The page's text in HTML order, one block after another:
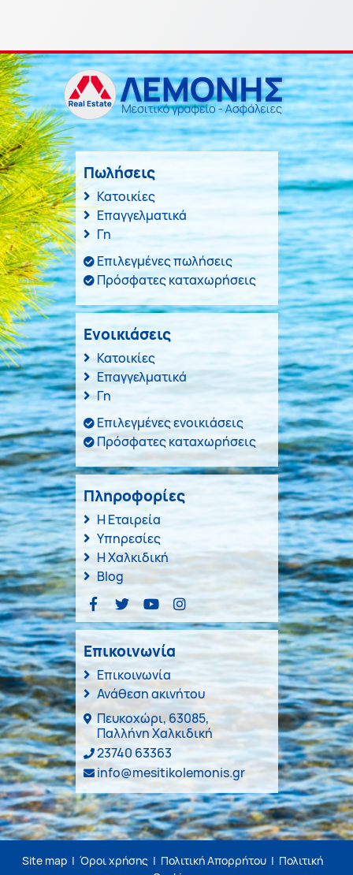
Πωλήσεις
Κατοικίες
Επαγγελματικά
Γη
Επιλεγμένες πωλήσεις
Πρόσφατες καταχωρήσεις
Ενοικιάσεις
Κατοικίες
Επαγγελματικά
Γη
Επιλεγμένες ενοικιάσεις
Πρόσφατες καταχωρήσεις
Πληροφορίες
Η Εταιρεία
Υπηρεσίες
Η Χαλκιδική
Blog
Επικοινωνία
Επικοινωνία
Ανάθεση ακινήτου
Πευκοχώρι, 63085,
Παλλήνη Χαλκιδική
23740 63363
info@mesitikolemonis.gr
Site map | Όροι χρήσης | Πολιτική Απορρήτου | Πολιτική